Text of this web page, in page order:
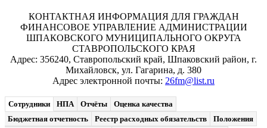
КОНТАКТНАЯ ИНФОРМАЦИЯ ДЛЯ ГРАЖДАН
ФИНАНСОВОЕ УПРАВЛЕНИЕ АДМИНИСТРАЦИИ
ШПАКОВСКОГО МУНИЦИПАЛЬНОГО ОКРУГА
СТАВРОПОЛЬСКОГО КРАЯ
Адрес: 356240, Ставропольский край, Шпаковский район, г.
Михайловск, ул. Гагарина, д. 380
Адрес электронной почты: 26fm@list.ru
Сотрудники НПА Отчёты
Оценка качества
Бюджетная отчетность
Реестр расходных обязательств
Положения